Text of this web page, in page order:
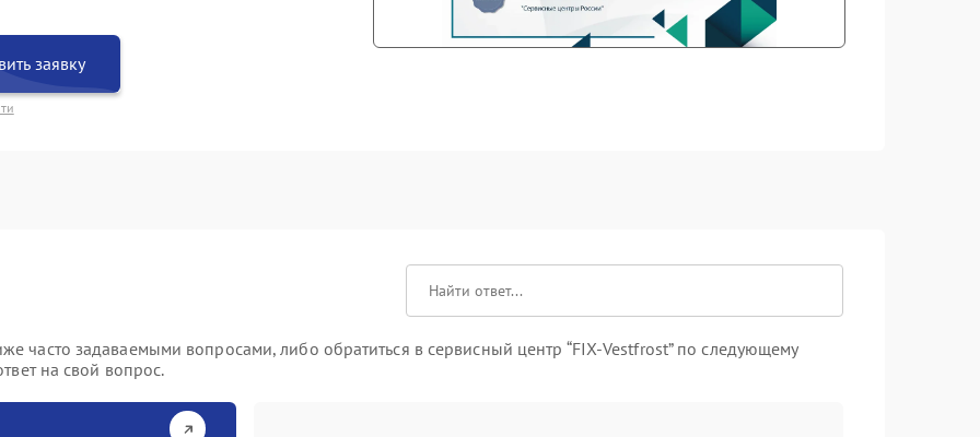
заявку
часто задаваемыми вопросами, либо обратиться в сервисный центр “FIX-Vestfrost” по следующему
на свой вопрос.